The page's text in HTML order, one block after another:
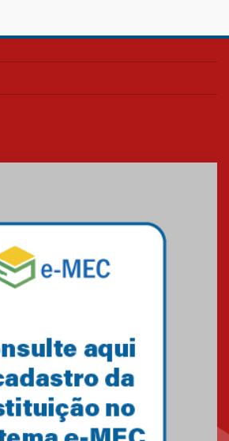
Confira como foi o culto mensal
Mackenzie mobiliza campanha
solidária para apoiar famílias em
Minas Gerais
Primeiro culto do ano ressalta o
27.02.2026